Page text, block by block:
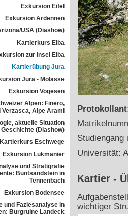
Exkursion Eifel
Exkursion Ardennen
USA (Diashow)
Kartierkurs Elba
zur Insel Elba
Kartierübung Jura
Jura - Molasse
Exkursion Vogesen
Alpen: Finero,
Verzasca, Alpe Arami
aktuelle Situation
Geschichte (Diashow)
Kartierkurs Eschwege
Exkursion Lukmanier
und Stratigrafie
Buntsandstein in
Tennenbach
Exkursion Bodensee
und Faziesanalyse in
Burgruine Landeck
Universität:
Kartier -
wichtiger